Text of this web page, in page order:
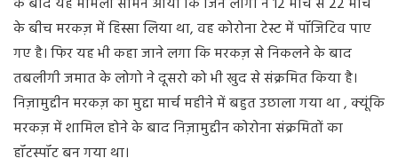
केबीचमरकज़मेंहिस्सालियाथा,वहकोरोनाटेस्टमेंपॉजिटिवपाए
गएहै।फिरयहभीकहाजानेलगाकिमरकज़सेनिकलनेकेबाद
तबलीगीजमातकेलोगोनेदूसरोकोभीखुदसेसंक्रमितकियाहै।
निज़ामुद्दीनमरकज़कामुद्दामार्चमहीनेमेंबहुतउछालागयाथा,क्यूंकि
मरकज़मेंशामिलहोनेकेबादनिज़ामुद्दीनकोरोनासंक्रमितोंका
हॉटस्पॉटबनगयाथा।